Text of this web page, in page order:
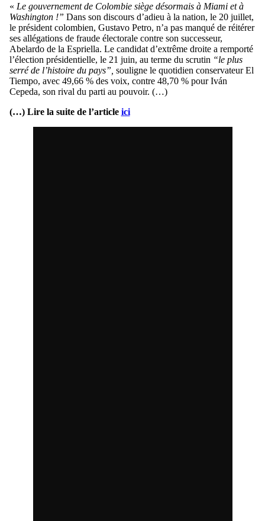
« Le gouvernement de Colombie siège désormais à Miami et à
Washington !” Dans son discours d’adieu à la nation, le 20 juillet,
le président colombien, Gustavo Petro, n’a pas manqué de réitérer
ses allégations de fraude électorale contre son successeur,
Abelardo de la Espriella. Le candidat d’extrême droite a remporté
l’élection présidentielle, le 21 juin, au terme du scrutin “le plus
serré de l’histoire du pays”, souligne le quotidien conservateur El
Tiempo, avec 49,66 % des voix, contre 48,70 % pour Iván
Cepeda, son rival du parti au pouvoir. (…)
(…) Lire la suite de l’article ici